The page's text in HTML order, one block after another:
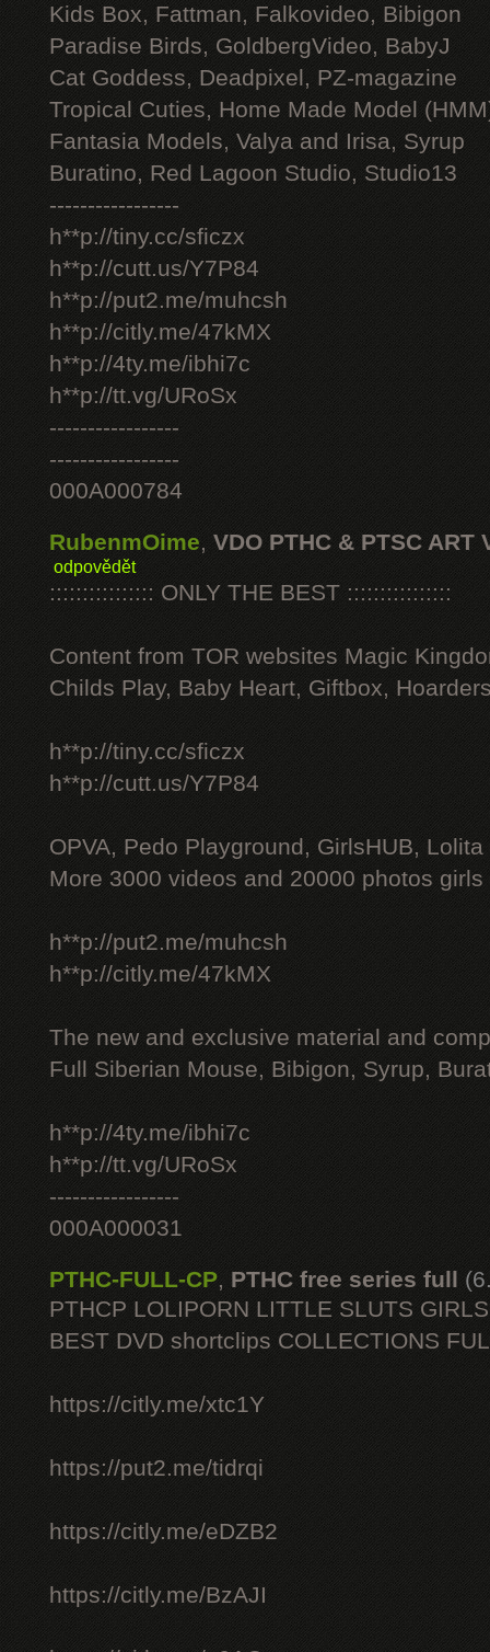
Kids Box, Fattman, Falkovideo, Bibigon
Paradise Birds, GoldbergVideo, BabyJ
Cat Goddess, Deadpixel, PZ-magazine
Tropical Cuties, Home Made Model
Fantasia Models, Valya and Irisa, Syrup
Buratino, Red Lagoon Studio, Studio13
-----------------
h**p://tiny.cc/sficzx
h**p://cutt.us/Y7P84
h**p://put2.me/muhcsh
h**p://citly.me/47kMX
h**p://4ty.me/ibhi7c
h**p://tt.vg/URoSx
-----------------
-----------------
000A000784
RubenmOime, VDO PTHC & PTSC ART
odpovědět
:::::::::::::::: ONLY THE BEST ::::::::::::::::
Content from TOR websites Magic
Childs Play, Baby Heart, Giftbox,
h**p://tiny.cc/sficzx
h**p://cutt.us/Y7P84
OPVA, Pedo Playground, GirlsHUB, Lolita
More 3000 videos and 20000 photos
h**p://put2.me/muhcsh
h**p://citly.me/47kMX
The new and exclusive material and
Full Siberian Mouse, Bibigon, Syrup,
h**p://4ty.me/ibhi7c
h**p://tt.vg/URoSx
-----------------
000A000031
PTHC-FULL-CP, PTHC free series full
PTHCP LOLIPORN LITTLE SLUTS
BEST DVD shortclips COLLECTIONS
https://citly.me/xtc1Y
https://put2.me/tidrqi
https://citly.me/eDZB2
https://citly.me/BzAJI